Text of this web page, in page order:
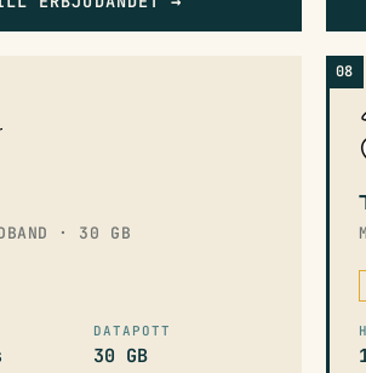
· 30 GB
DATAPOTT
30 GB
08